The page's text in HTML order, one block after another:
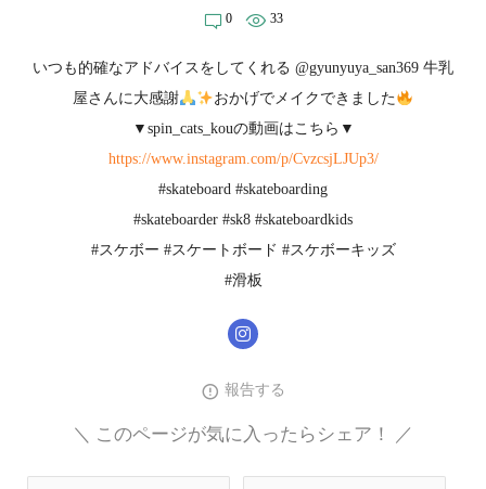
0 33
いつも的確なアドバイスをしてくれる @gyunyuya_san369 牛乳
屋さんに大感謝
おかげでメイクできました
▼spin_cats_kouの動画はこちら▼
https://www.instagram.com/p/CvzcsjLJUp3/
#skateboard #skateboarding
#skateboarder #sk8 #skateboardkids
#スケボー #スケートボード #スケボーキッズ
#滑板
報告する
＼ このページが気に入ったらシェア！ ／